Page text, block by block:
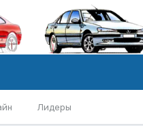
Лидеры